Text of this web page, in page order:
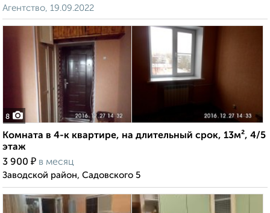
Агентство, 19.09.2022
8
Комната в 4-к квартире, на длительный срок, 13м², 4/5
этаж
3 900 ₽ в месяц
Заводской район, Садовского 5